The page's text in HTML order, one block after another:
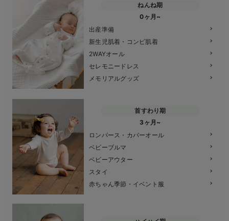
ねんね期
0ヶ月~
出産準備
新生児肌着・コンビ肌着
2WAYオール
セレモニードレス
メモリアルグッズ
首すわり期
3ヶ月~
ロンパース・カバーオール
ベビーブルマ
ベビーアウター
スタイ
赤ちゃん季節・イベント服